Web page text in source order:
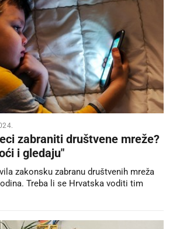
zabraniti društvene mreže?
i gledaju"
zakonsku zabranu društvenih mreža
Treba li se Hrvatska voditi tim